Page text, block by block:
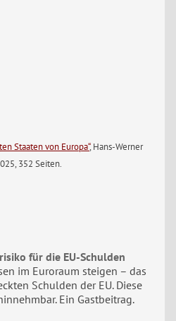
Staaten von Europa“, Hans-Werner
352 Seiten.
für die EU-Schulden
im Euroraum steigen – das
Schulden der EU. Diese
Ein Gastbeitrag.